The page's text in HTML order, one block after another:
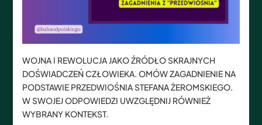
WOJNA I REWOLUCJA JAKO ŹRÓDŁO SKRAJNYCH
DOŚWIADCZEŃ CZŁOWIEKA. OMÓW ZAGADNIENIE NA
PODSTAWIE PRZEDWIOŚNIA STEFANA ŻEROMSKIEGO.
W SWOJEJ ODPOWIEDZI UWZGLĘDNIJ RÓWNIEŻ
WYBRANY KONTEKST.